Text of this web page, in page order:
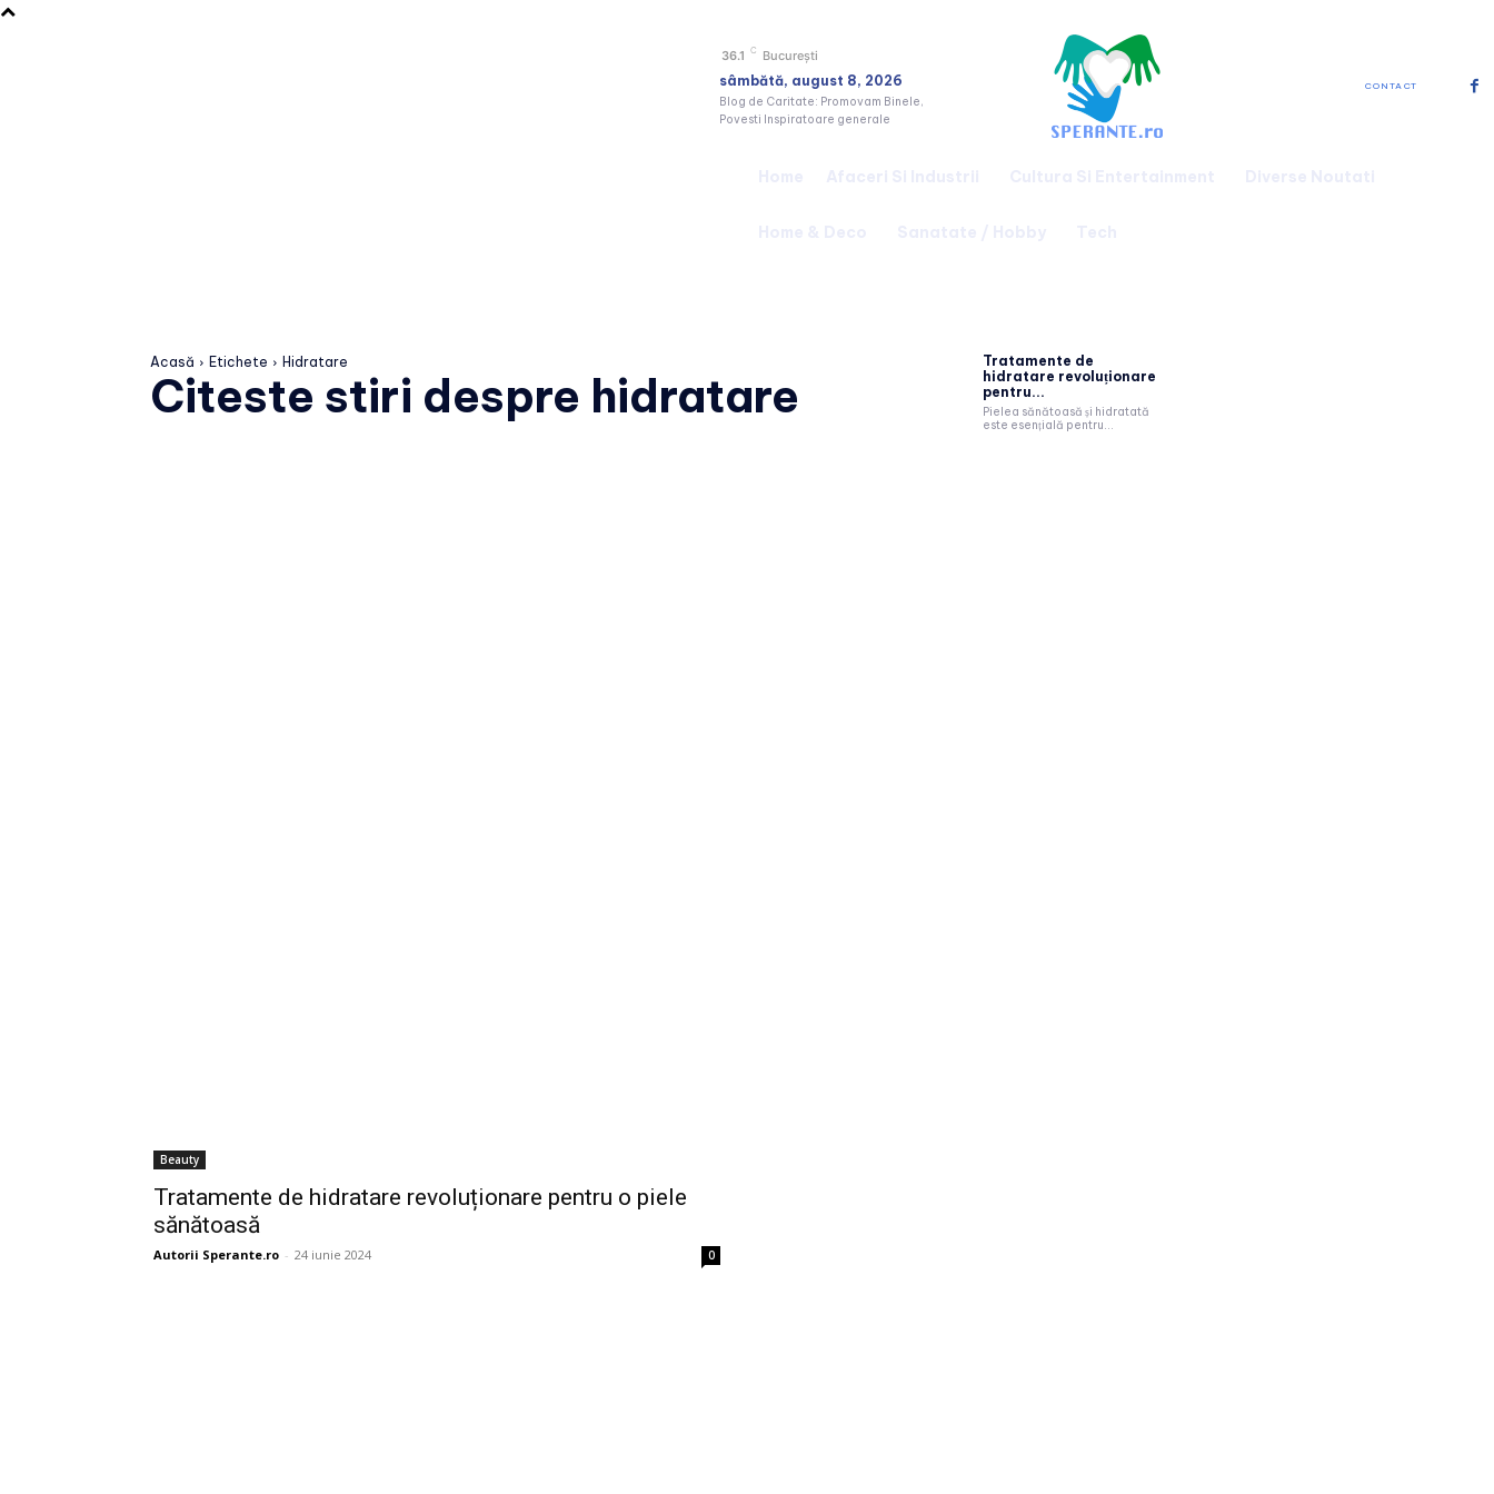
36.1 C București
sâmbătă, august 8, 2026
Blog de Caritate: Promovam Binele,
Povesti Inspiratoare generale
CONTACT
Acasă Etichete Hidratare
Citeste stiri despre hidratare
Tratamente de
hidratare revoluționare
pentru...
Pielea sănătoasă și hidratată
este esențială pentru...
Beauty
Tratamente de hidratare revoluționare pentru o piele
sănătoasă
Autorii Sperante.ro - 24 iunie 2024 0